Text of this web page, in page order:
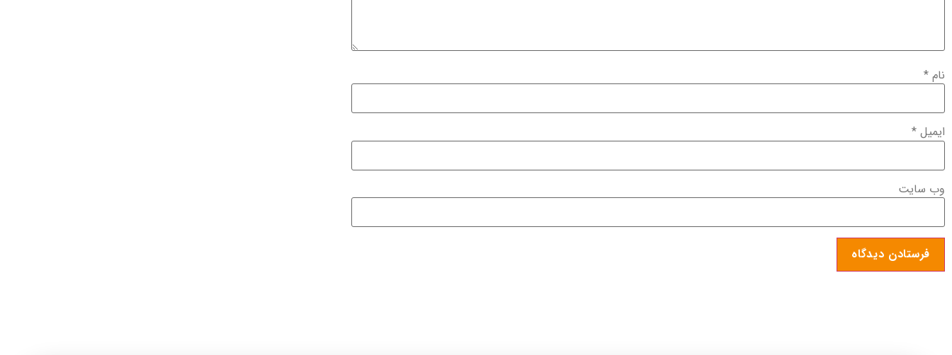
نام *
ایمیل *
وب‌ سایت